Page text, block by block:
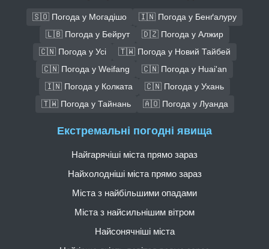
🇸🇴 Погода у Могадішо
🇮🇳 Погода у Бенґалуру
🇱🇧 Погода у Бейрут
🇩🇿 Погода у Алжир
🇨🇳 Погода у Усі
🇹🇼 Погода у Новий Тайбей
🇨🇳 Погода у Weifang
🇨🇳 Погода у Huai'an
🇮🇳 Погода у Колката
🇨🇳 Погода у Ухань
🇹🇼 Погода у Тайнань
🇦🇴 Погода у Луанда
Екстремальні погодні явища
Найгарячіші міста прямо зараз
Найхолодніші міста прямо зараз
Міста з найбільшими опадами
Міста з найсильнішим вітром
Найсонячніші міста